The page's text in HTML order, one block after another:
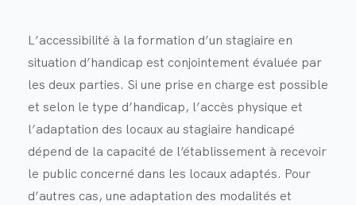
L’accessibilité à la formation d’un stagiaire en
situation d’handicap est conjointement évaluée par
les deux parties. Si une prise en charge est possible
et selon le type d’handicap, l’accès physique et
l’adaptation des locaux au stagiaire handicapé
dépend de la capacité de l’établissement à recevoir
le public concerné dans les locaux adaptés. Pour
d’autres cas, une adaptation des modalités et